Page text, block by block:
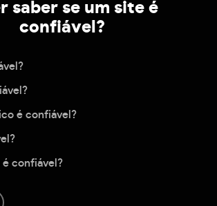
saber se um site é
confiável?
é confiável?
é confiável?